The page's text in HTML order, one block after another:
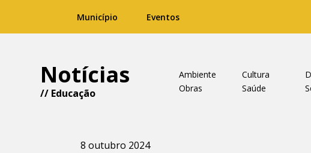
Município Eventos
Notícias
// Educação
Ambiente Cultura
Obras
Saúde
8 outubro 2024